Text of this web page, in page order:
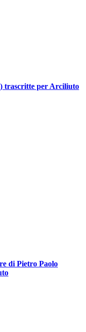
trascritte per Arciliuto
di Pietro Paolo